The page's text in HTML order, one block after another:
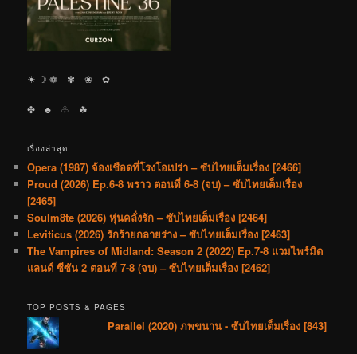
☀︎ ☽ ❁ ✾ ❀ ✿
✤ ♣︎ ♧ ☘︎
เรื่องล่าสุด
Opera (1987) จ้องเชือดที่โรงโอเปร่า – ซับไทยเต็มเรื่อง [2466]
Proud (2026) Ep.6-8 พราว ตอนที่ 6-8 (จบ) – ซับไทยเต็มเรื่อง
[2465]
Soulm8te (2026) หุ่นคลั่งรัก – ซับไทยเต็มเรื่อง [2464]
Leviticus (2026) รักร้ายกลายร่าง – ซับไทยเต็มเรื่อง [2463]
The Vampires of Midland: Season 2 (2022) Ep.7-8 แวมไพร์มิด
แลนด์ ซีซัน 2 ตอนที่ 7-8 (จบ) – ซับไทยเต็มเรื่อง [2462]
TOP POSTS & PAGES
Parallel (2020) ภพขนาน - ซับไทยเต็มเรื่อง [843]